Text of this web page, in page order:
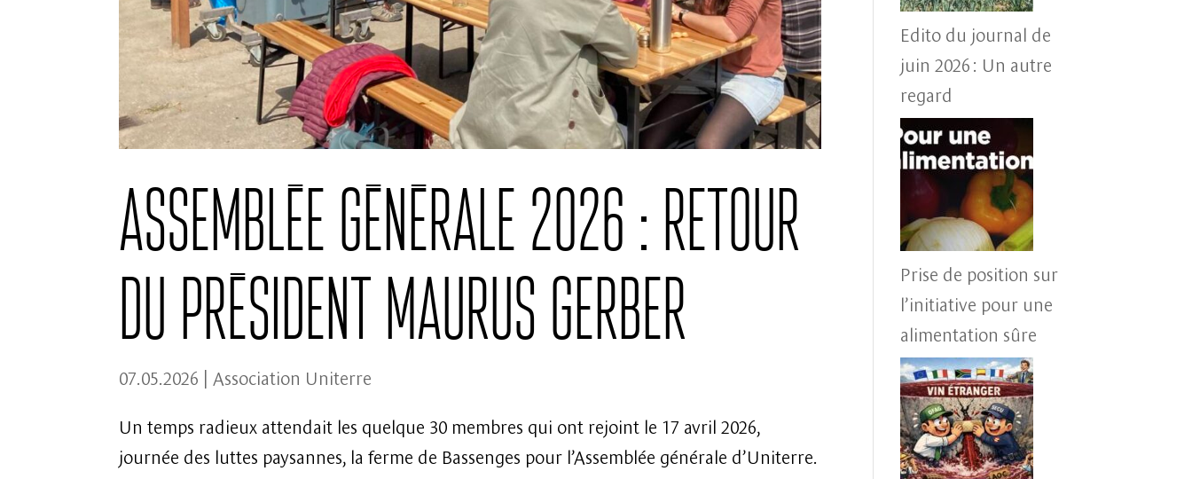
Assemblée générale 2026 : Retour
du Président Maurus Gerber
07.05.2026 | Association Uniterre
Un temps radieux attendait les quelque 30 membres qui ont rejoint le 17 avril 2026,
journée des luttes paysannes, la ferme de Bassenges pour l’Assemblée générale d’Uniterre.
Edito du journal de
juin 2026 : Un autre
regard
Prise de position sur
l’initiative pour une
alimentation sûre